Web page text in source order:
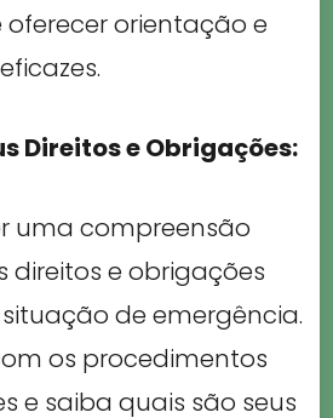
orientação e
Direitos e Obrigações:
uma compreensão
direitos e obrigações
de emergência.
os procedimentos
e saiba quais são seus